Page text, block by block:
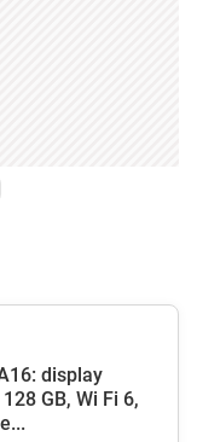
display
GB, Wi Fi 6,